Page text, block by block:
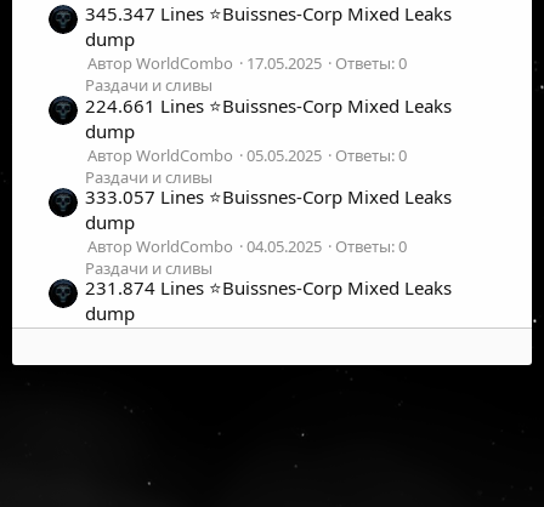
345.347 Lines ⭐️Buissnes-Corp Mixed Leaks
dump
Автор WorldCombo 17.05.2025
Ответы: 0
Раздачи и сливы
224.661 Lines ⭐️Buissnes-Corp Mixed Leaks
dump
Автор WorldCombo 05.05.2025
Ответы: 0
Раздачи и сливы
333.057 Lines ⭐️Buissnes-Corp Mixed Leaks
dump
Автор WorldCombo 04.05.2025
Ответы: 0
Раздачи и сливы
231.874 Lines ⭐️Buissnes-Corp Mixed Leaks
dump
211.143 Lines ⭐️Buissnes-Corp Mixed Leaks
dump
Автор WorldCombo 28.04.2025
444.097 Lines Buissnes-Corp Mixed Leaks dump